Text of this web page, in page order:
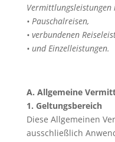
• Pauschalreisen,
• verbundenen
• und Einzelleistungen.
A. Allgemeine
1. Geltungsbereich
Diese Allgemeinen
ausschließlich